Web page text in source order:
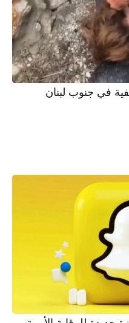
في جنوب لبنان